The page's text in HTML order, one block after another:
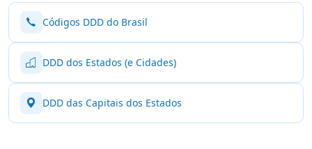
Códigos DDD do Brasil
DDD dos Estados (e Cidades)
DDD das Capitais dos Estados